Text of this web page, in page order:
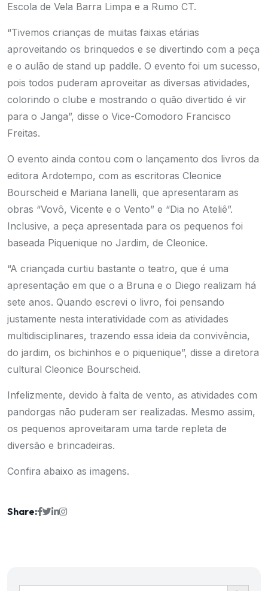
Escola de Vela Barra Limpa e a Rumo CT.
“Tivemos crianças de muitas faixas etárias
aproveitando os brinquedos e se divertindo com a peça
e o aulão de stand up paddle. O evento foi um sucesso,
pois todos puderam aproveitar as diversas atividades,
colorindo o clube e mostrando o quão divertido é vir
para o Janga”, disse o Vice-Comodoro Francisco
Freitas.
O evento ainda contou com o lançamento dos livros da
editora Ardotempo, com as escritoras Cleonice
Bourscheid e Mariana Ianelli, que apresentaram as
obras “Vovô, Vicente e o Vento” e “Dia no Ateliê”.
Inclusive, a peça apresentada para os pequenos foi
baseada Piquenique no Jardim, de Cleonice.
“A criançada curtiu bastante o teatro, que é uma
apresentação em que o a Bruna e o Diego realizam há
sete anos. Quando escrevi o livro, foi pensando
justamente nesta interatividade com as atividades
multidisciplinares, trazendo essa ideia da convivência,
do jardim, os bichinhos e o piquenique”, disse a diretora
cultural Cleonice Bourscheid.
Infelizmente, devido à falta de vento, as atividades com
pandorgas não puderam ser realizadas. Mesmo assim,
os pequenos aproveitaram uma tarde repleta de
diversão e brincadeiras.
Confira abaixo as imagens.
Share:
Ir